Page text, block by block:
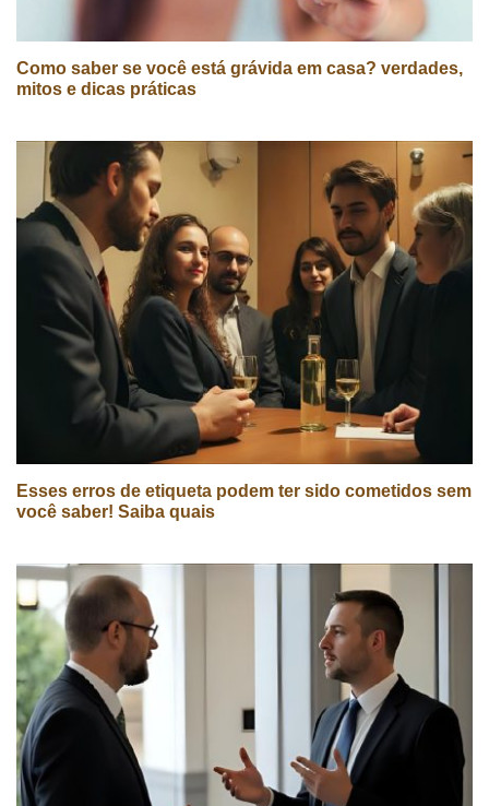
Como saber se você está grávida em casa? verdades,
mitos e dicas práticas
Esses erros de etiqueta podem ter sido cometidos sem
você saber! Saiba quais